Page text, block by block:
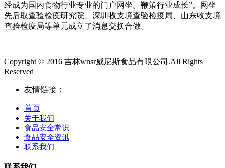
经成为国内食物行业专业的门户网坐。鞭策行业成长”。网坐
先后取查验检疫研究院、深圳收支境查验检疫局、山东收支境
查验检疫局等单元成立了消息交换合做。
Copyright © 2016 吉林wnsr威尼斯食品有限公司.All Rights
Reserved
友情链接：
首页
关于我们
食品安全常识
食品安全资讯
联系我们